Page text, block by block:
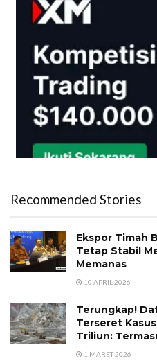
Recommended Stories
Ekspor Timah
Tetap Stabil
Memanas
10 APRIL 2026
Terungkap!
Terseret
Triliun:
1 MARET 2026